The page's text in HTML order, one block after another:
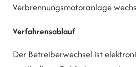
Verbrennungsmotoranlage
Verfahrensablauf
Der Betreiberwechsel ist